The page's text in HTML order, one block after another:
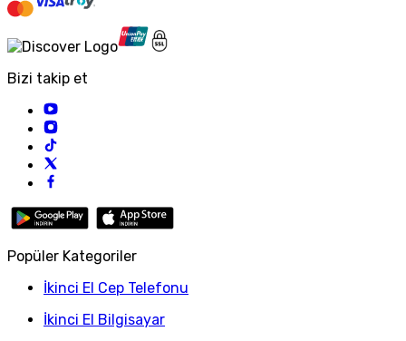
Bizi takip et
Popüler Kategoriler
İkinci El Cep Telefonu
İkinci El Bilgisayar